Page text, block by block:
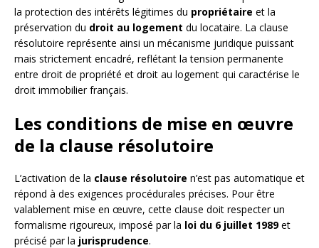
la protection des intérêts légitimes du propriétaire et la
préservation du droit au logement du locataire. La clause
résolutoire représente ainsi un mécanisme juridique puissant
mais strictement encadré, reflétant la tension permanente
entre droit de propriété et droit au logement qui caractérise le
droit immobilier français.
Les conditions de mise en œuvre
de la clause résolutoire
L’activation de la clause résolutoire n’est pas automatique et
répond à des exigences procédurales précises. Pour être
valablement mise en œuvre, cette clause doit respecter un
formalisme rigoureux, imposé par la loi du 6 juillet 1989et
précisé par la jurisprudence.